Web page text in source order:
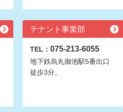
テナント事業部
TEL： 075-213-6055
地下鉄烏丸御池駅5番出口
徒歩3分。